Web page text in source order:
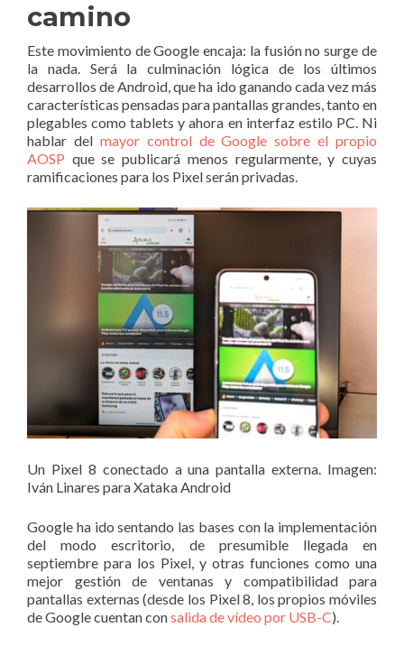
camino
Este movimiento de Google encaja: la fusión no surge de
la nada. Será la culminación lógica de los últimos
desarrollos de Android, que ha ido ganando cada vez más
características pensadas para pantallas grandes, tanto en
plegables como tablets y ahora en interfaz estilo PC. Ni
hablar del mayor control de Google sobre el propio
AOSP que se publicará menos regularmente, y cuyas
ramificaciones para los Pixel serán privadas.
Un Pixel 8 conectado a una pantalla externa. Imagen:
Iván Linares para Xataka Android
Google ha ido sentando las bases con la implementación
del modo escritorio, de presumible llegada en
septiembre para los Pixel, y otras funciones como una
mejor gestión de ventanas y compatibilidad para
pantallas externas (desde los Pixel 8, los propios móviles
de Google cuentan consalida de vídeo por USB-C).